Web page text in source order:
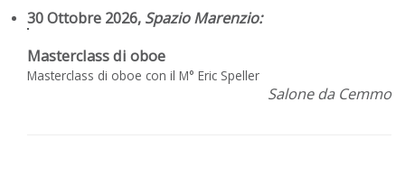
30 Ottobre 2026, Spazio Marenzio:
Masterclass di oboe
Masterclass di oboe con il M° Eric Speller
Salone da Cemmo